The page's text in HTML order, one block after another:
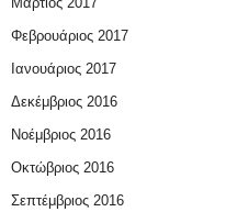
Φεβρουάριος 2017
Ιανουάριος 2017
Δεκέμβριος 2016
Νοέμβριος 2016
Οκτώβριος 2016
Σεπτέμβριος 2016